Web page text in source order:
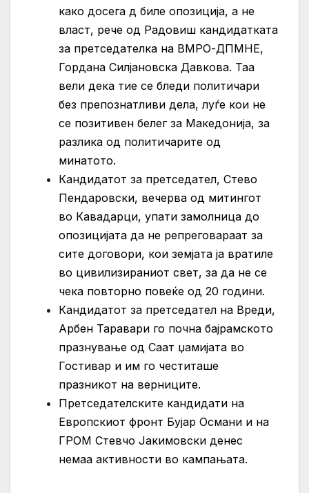
како досега д биле опозиција, а не
власт, рече од Радовиш кандидатката
за претседателка на ВМРО-ДПМНЕ,
Гордана Силјановска Давкова. Таа
вели дека тие се бледи политичари
без препознатливи дела, луѓе кои не
се позитивен белег за Македонија, за
разлика од политичарите од
минатото.
Кандидатот за претседател, Стево
Пендаровски, вечерва од митингот
во Кавадарци, упати замолница до
опозицијата да не репреговараат за
сите договори, кои земјата ја вратиле
во цивилизираниот свет, за да не се
чека повторно повеќе од 20 години.
Кандидатот за претседател на Вреди,
Арбен Таравари го почна бајрамското
празнување од Саат џамијата во
Гостивар и им го честиташе
празникот на верниците.
Претседателските кандидати на
Европскиот фронт Бујар Османи и на
ГРОМ Стевчо Јакимовски денес
немаа активности во кампањата.